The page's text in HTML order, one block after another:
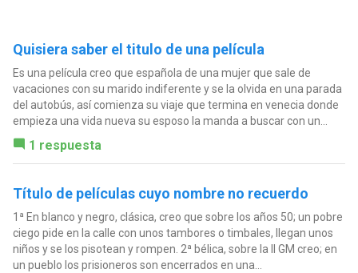
Quisiera saber el titulo de una película
Es una película creo que española de una mujer que sale de
vacaciones con su marido indiferente y se la olvida en una parada
del autobús, así comienza su viaje que termina en venecia donde
empieza una vida nueva su esposo la manda a buscar con un...
1 respuesta
Título de películas cuyo nombre no recuerdo
1ª En blanco y negro, clásica, creo que sobre los años 50; un pobre
ciego pide en la calle con unos tambores o timbales, llegan unos
niños y se los pisotean y rompen. 2ª bélica, sobre la II GM creo; en
un pueblo los prisioneros son encerrados en una...